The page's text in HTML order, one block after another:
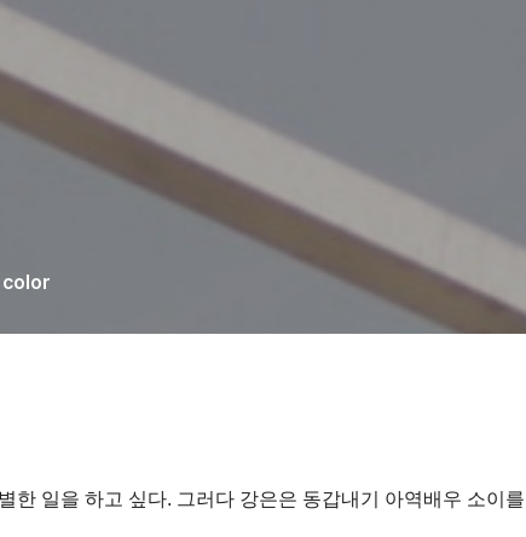
color
한 일을 하고 싶다. 그러다 강은은 동갑내기 아역배우 소이